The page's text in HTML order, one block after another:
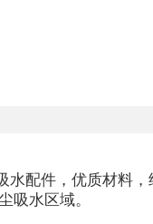
水配件，优质材料
吸水区域。